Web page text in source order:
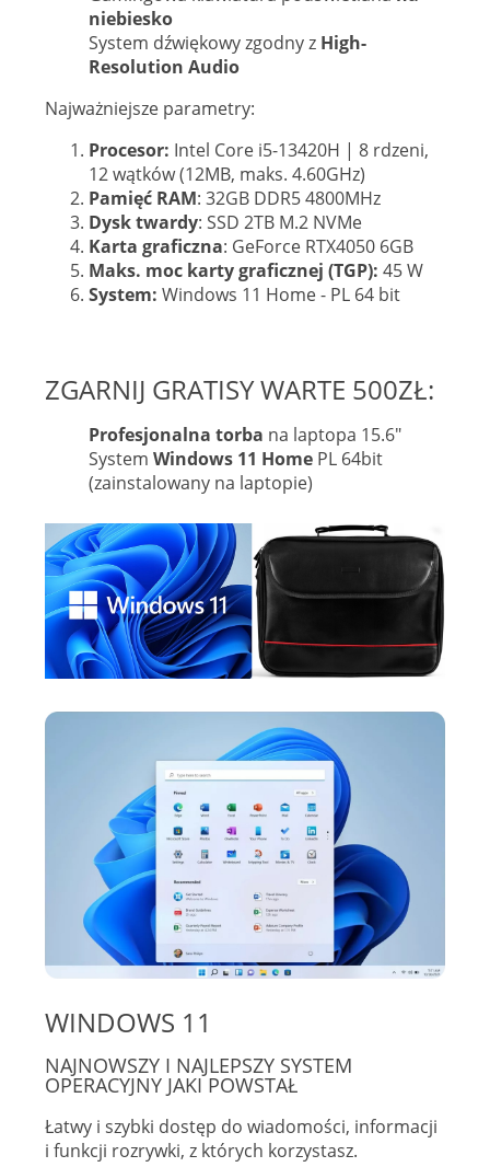
niebiesko
System dźwiękowy zgodny z High-
Resolution Audio
Najważniejsze parametry:
Procesor: Intel Core i5-13420H | 8 rdzeni,
12 wątków (12MB, maks. 4.60GHz)
Pamięć RAM: 32GB DDR5 4800MHz
Dysk twardy: SSD 2TB M.2 NVMe
Karta graficzna: GeForce RTX4050 6GB
Maks. moc karty graficznej (TGP): 45 W
System: Windows 11 Home - PL 64 bit
ZGARNIJ GRATISY WARTE 500ZŁ:
Profesjonalna torba na laptopa 15.6"
System Windows 11 Home PL 64bit
(zainstalowany na laptopie)
WINDOWS 11
NAJNOWSZY I NAJLEPSZY SYSTEM
OPERACYJNY JAKI POWSTAŁ
Łatwy i szybki dostęp do wiadomości, informacji
i funkcji rozrywki, z których korzystasz.